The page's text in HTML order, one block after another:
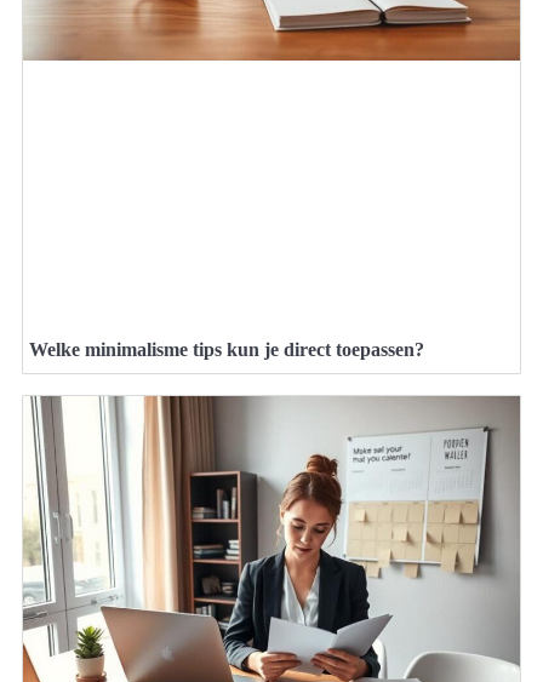
Welke minimalisme tips kun je direct toepassen?